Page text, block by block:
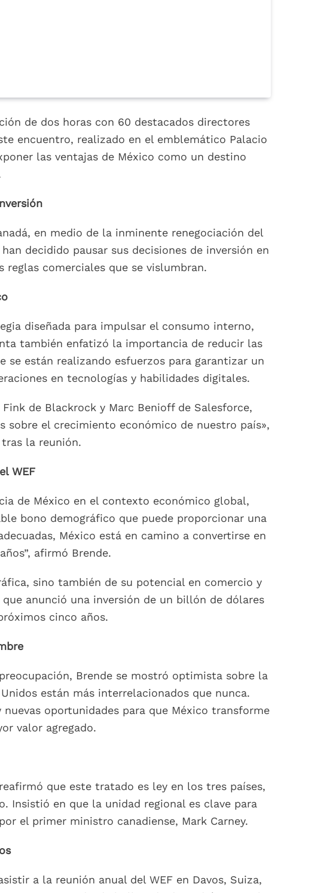
de dos horas con 60 destacados directores
encuentro, realizado en el emblemático Palacio
las ventajas de México como un destino
en medio de la inminente renegociación del
decidido pausar sus decisiones de inversión en
reglas comerciales que se vislumbran.
diseñada para impulsar el consumo interno,
también enfatizó la importancia de reducir las
se están realizando esfuerzos para garantizar un
en tecnologías y habilidades digitales.
de Blackrock y Marc Benioff de Salesforce,
el crecimiento económico de nuestro país»,
la reunión.
WEF
de México en el contexto económico global,
bono demográfico que puede proporcionar una
México está en camino a convertirse en
afirmó Brende.
sino también de su potencial en comercio y
anunció una inversión de un billón de dólares
cinco años.
Brende se mostró optimista sobre la
están más interrelacionados que nunca.
oportunidades para que México transforme
valor agregado.
que este tratado es ley en los tres países,
Insistió en que la unidad regional es clave para
el primer ministro canadiense, Mark Carney.
a la reunión anual del WEF en Davos, Suiza,